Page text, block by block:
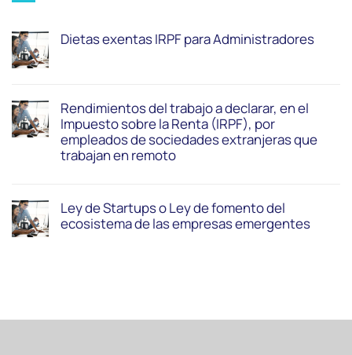
Dietas exentas IRPF para Administradores
Rendimientos del trabajo a declarar, en el
Impuesto sobre la Renta (IRPF), por
empleados de sociedades extranjeras que
trabajan en remoto
Ley de Startups o Ley de fomento del
ecosistema de las empresas emergentes